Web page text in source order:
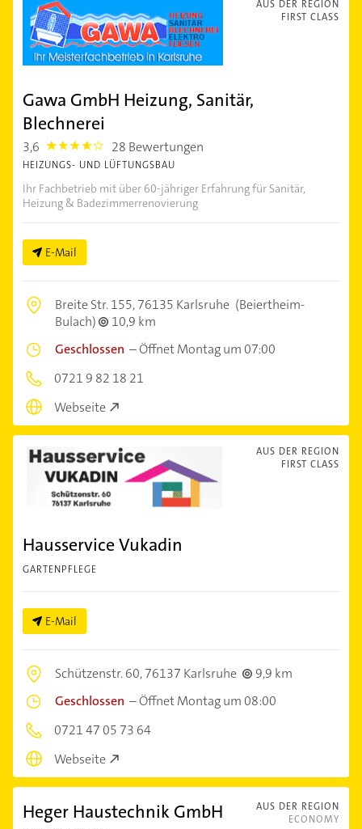
AUS DER REGION
FIRST CLASS
Gawa GmbH Heizung, Sanitär,
Blechnerei
3,6 3.6000001 28 Bewertungen
HEIZUNGS- UND LÜFTUNGSBAU
Ihr Fachbetrieb mit über 60-jähriger Erfahrung für Sanitär,
Heizung & Badezimmerrenovierung
E-Mail
Breite Str. 155,76135 Karlsruhe (Beiertheim-
Bulach)
10,9 km
Geschlossen –Öffnet Montag um 07:00
0721 9 82 18 21
Webseite
AUS DER REGION
FIRST CLASS
Hausservice Vukadin
GARTENPFLEGE
E-Mail
Schützenstr. 60,76137 Karlsruhe
9,9 km
Geschlossen –Öffnet Montag um 08:00
0721 47 05 73 64
Webseite
AUS DER REGION
ECONOMY
Heger Haustechnik GmbH